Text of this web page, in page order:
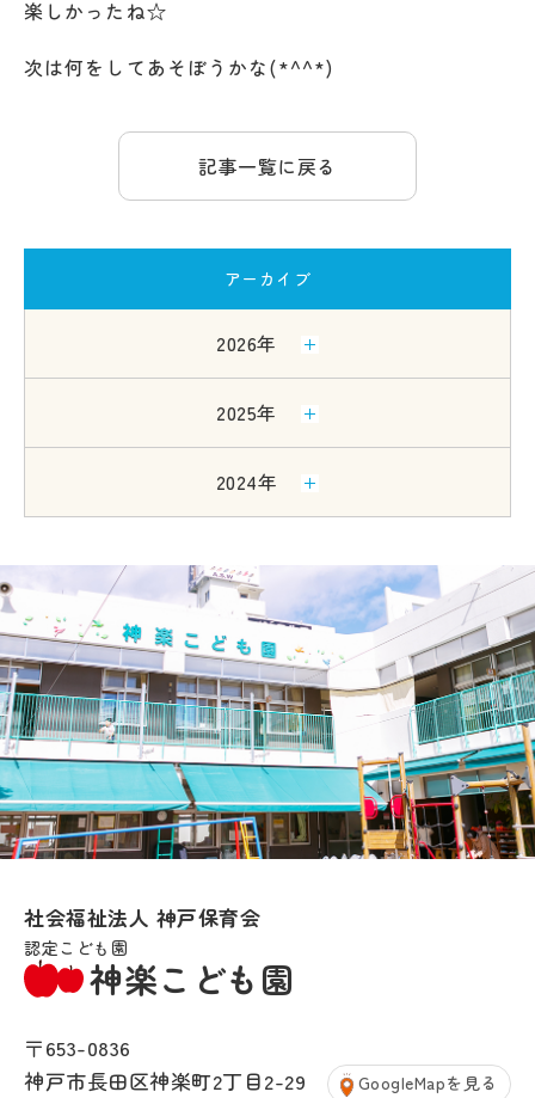
楽しかったね☆
次は何をしてあそぼうかな(*^^*)
記事一覧に戻る
アーカイブ
2026年
2025年
2024年
社会福祉法人 神戸保育会
認定こども園
神楽こども園
〒653-0836
神戸市長田区神楽町2丁目2-29
GoogleMapを見る